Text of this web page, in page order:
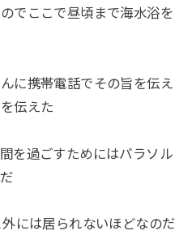
でここで昼頃まで海水浴を
に携帯電話でその旨を伝え
伝えた
を過ごすためにはパラソル
には居られないほどなのだ